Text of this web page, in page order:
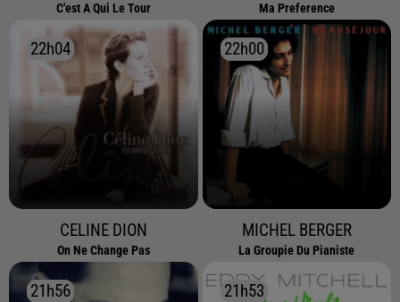
C'est A Qui Le Tour Ma Preference
22h04
22h04
CELINE DION
On Ne Change Pas
22h00
22h00
MICHEL BERGER
La Groupie Du Pianiste
21h56
21h56 21h53
21h53